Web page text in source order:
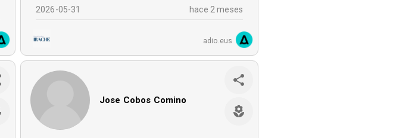
2026-05-31 hace 2 meses
adio.eus
Jose Cobos Comino